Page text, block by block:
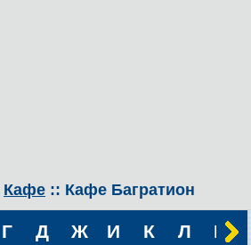
Кафе :: Кафе Багратион
Г Д Ж И К Л М